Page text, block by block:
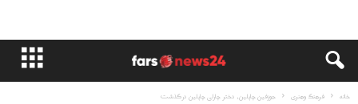
خانه فرهنگ وهنری جوزفین چاپلین، دختر چارلی چاپلین درگذشت